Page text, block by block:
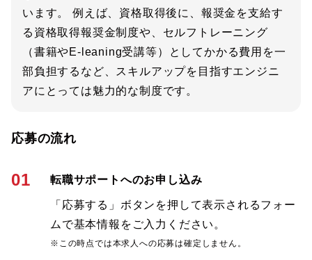
います。 例えば、資格取得後に、報奨金を支給す
る資格取得報奨金制度や、セルフトレーニング
（書籍やE-leaning受講等）としてかかる費用を一
部負担するなど、スキルアップを目指すエンジニ
アにとっては魅力的な制度です。
応募の流れ
01 転職サポートへのお申し込み
「応募する」ボタンを押して表示されるフォー
ムで基本情報をご入力ください。
※この時点では本求人への応募は確定しません。